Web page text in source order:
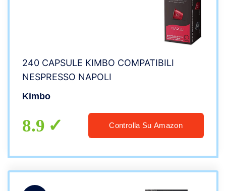
240 CAPSULE KIMBO COMPATIBILI
NESPRESSO NAPOLI
Kimbo
8.9 Controlla Su Amazon